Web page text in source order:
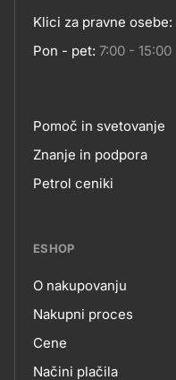
Klici za pravne osebe:
Pon - pet: 7:00 - 15:00
Footer
links
Pomoč in svetovanje
Znanje in podpora
Petrol ceniki
ESHOP
eshop
O nakupovanju
Nakupni proces
Cene
Načini plačila